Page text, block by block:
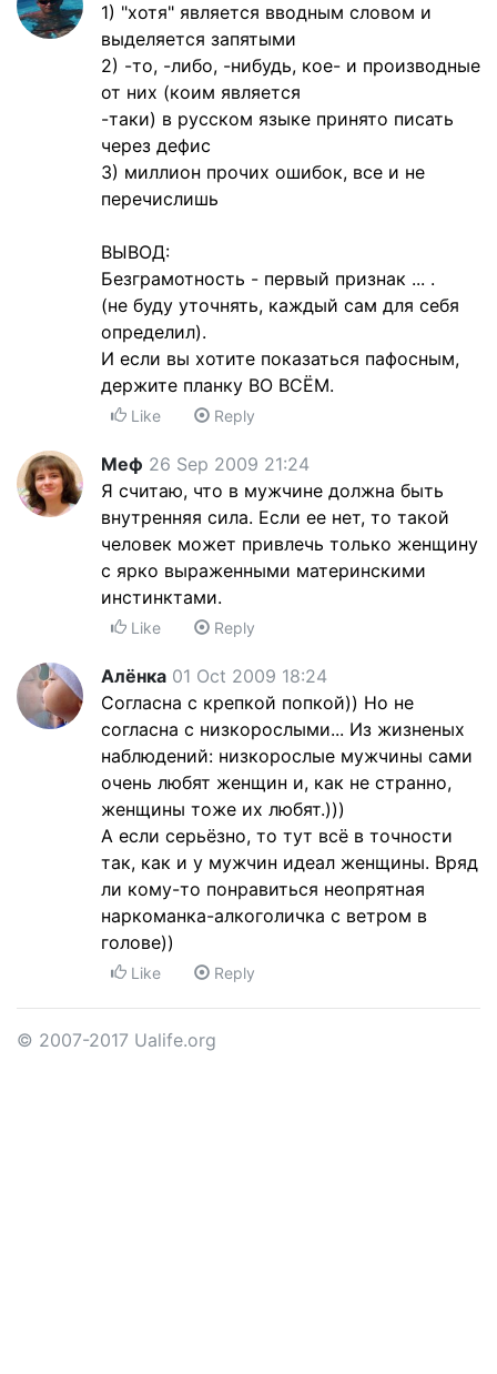
1) "хотя" является вводным словом и
выделяется запятыми
2) -то, -либо, -нибудь, кое- и производные
от них (коим является
-таки) в русском языке принято писать
через дефис
3) миллион прочих ошибок, все и не
перечислишь
ВЫВОД:
Безграмотность - первый признак ... .
(не буду уточнять, каждый сам для себя
определил).
И если вы хотите показаться пафосным,
держите планку ВО ВСЁМ.
Like Reply
Меф 26 Sep 2009 21:24
Я считаю, что в мужчине должна быть
внутренняя сила. Если ее нет, то такой
человек может привлечь только женщину
с ярко выраженными материнскими
инстинктами.
Like Reply
Алёнка 01 Oct 2009 18:24
Согласна с крепкой попкой)) Но не
согласна с низкорослыми... Из жизненых
наблюдений: низкорослые мужчины сами
очень любят женщин и, как не странно,
женщины тоже их любят.)))
А если серьёзно, то тут всё в точности
так, как и у мужчин идеал женщины. Вряд
ли кому-то понравиться неопрятная
наркоманка-алкоголичка с ветром в
голове))
Like Reply
© 2007-2017 Ualife.org